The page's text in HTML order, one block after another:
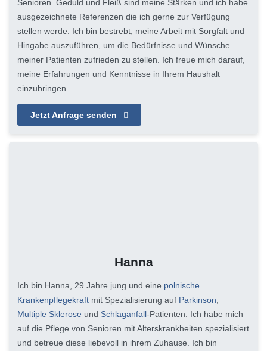
Senioren. Geduld und Fleiß sind meine Stärken und ich habe
ausgezeichnete Referenzen die ich gerne zur Verfügung
stellen werde. Ich bin bestrebt, meine Arbeit mit Sorgfalt und
Hingabe auszuführen, um die Bedürfnisse und Wünsche
meiner Patienten zufrieden zu stellen. Ich freue mich darauf,
meine Erfahrungen und Kenntnisse in Ihrem Haushalt
einzubringen.
Jetzt Anfrage senden
Hanna
Ich bin Hanna, 29 Jahre jung und eine polnische
Krankenpflegekraft mit Spezialisierung auf Parkinson
Multiple Sklerose und Schlaganfall-Patienten. Ich habe mich
auf die Pflege von Senioren mit Alterskrankheiten spezialisiert
und betreue diese liebevoll in ihrem Zuhause. Ich bin